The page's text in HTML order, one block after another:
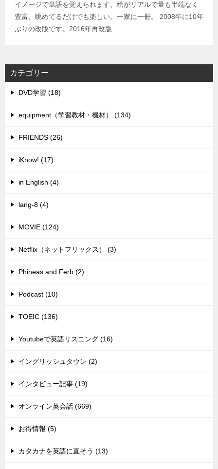
イメージで単語を覚えられます。絵がリアルで量も半端なく
豊富。眺めてるだけでも楽しい。一家に一冊。 2008年に10年
ぶりの改版です。2016年再改版
カテゴリー
DVD学習 (18)
equipment（学習教材・機材） (134)
FRIENDS (26)
iKnow! (17)
in English (4)
lang-8 (4)
MOVIE (124)
Netflix（ネットフリックス） (3)
Phineas and Ferb (2)
Podcast (10)
TOEIC (136)
Youtubeで英語リスニング (16)
イングリッシュタウン (2)
インタビュー記事 (19)
オンライン英会話 (669)
お得情報 (5)
カタカナを英語に直そう (13)